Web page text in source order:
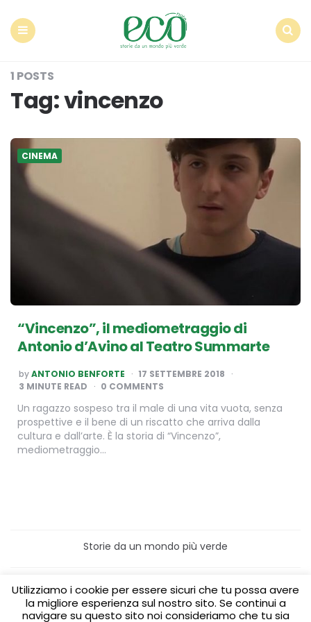
1 POSTS
Tag:vincenzo
CINEMA
“Vincenzo”, il mediometraggio di
Antonio d’Avino al Teatro Summarte
POSTED
BY
byANTONIO BENFORTE
17 SETTEMBRE 2018
3 MINUTE READ 0 COMMENTS
Un ragazzo sospeso tra il male di una vita vuota, senza
prospettive e il bene di un riscatto che arriva dalla
cultura e dall’arte. È la storia di “Vincenzo”,
mediometraggio…
Storie da un mondo più verde
Home
Turismo sostenibile
Laboratori/Visite per le scuole
Green content per aziende Media Partner
Utilizziamo i cookie per essere sicuri che tu possa avere
la migliore esperienza sul nostro sito. Se continui a
navigare su questo sito noi consideriamo che tu sia